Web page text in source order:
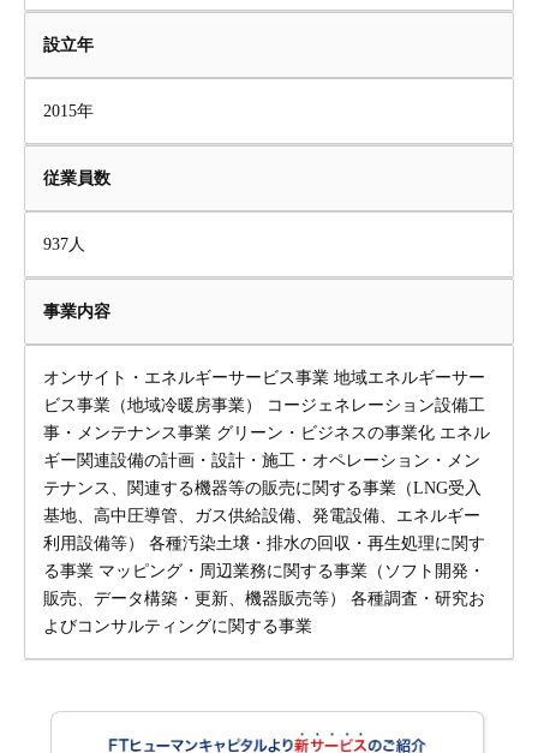
設立年
2015年
従業員数
937人
事業内容
オンサイト・エネルギーサービス事業 地域エネルギーサー
ビス事業（地域冷暖房事業） コージェネレーション設備工
事・メンテナンス事業 グリーン・ビジネスの事業化 エネル
ギー関連設備の計画・設計・施工・オペレーション・メン
テナンス、関連する機器等の販売に関する事業（LNG受入
基地、高中圧導管、ガス供給設備、発電設備、エネルギー
利用設備等） 各種汚染土壌・排水の回収・再生処理に関す
る事業 マッピング・周辺業務に関する事業（ソフト開発・
販売、データ構築・更新、機器販売等） 各種調査・研究お
よびコンサルティングに関する事業